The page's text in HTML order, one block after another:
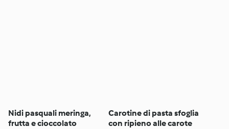
Nidi pasquali meringa,
frutta e cioccolato
Carotine di pasta sfoglia
con ripieno alle carote